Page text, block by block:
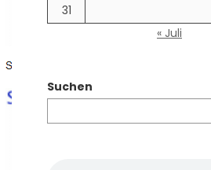
31
« Juli
Suchen